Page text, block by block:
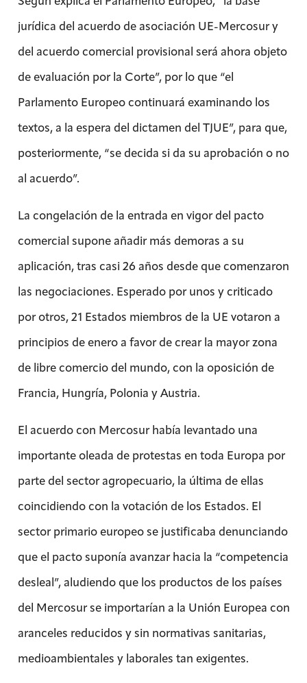
jurídica del acuerdo de asociación UE-Mercosur y
del acuerdo comercial provisional será ahora objeto
de evaluación por la Corte”, por lo que “el
Parlamento Europeo continuará examinando los
textos, a la espera del dictamen del TJUE”, para que,
posteriormente, “se decida si da su aprobación o no
al acuerdo”.
La congelación de la entrada en vigor del pacto
comercial supone añadir más demoras a su
aplicación, tras casi 26 años desde que comenzaron
las negociaciones. Esperado por unos y criticado
por otros, 21 Estados miembros de la UE votaron a
principios de enero a favor de crear la mayor zona
de libre comercio del mundo, con la oposición de
Francia, Hungría, Polonia y Austria.
El acuerdo con Mercosur había levantado una
importante oleada de protestas en toda Europa por
parte del sector agropecuario, la última de ellas
coincidiendo con la votación de los Estados. El
sector primario europeo se justificaba denunciando
que el pacto suponía avanzar hacia la “competencia
desleal”, aludiendo que los productos de los países
del Mercosur se importarían a la Unión Europea con
aranceles reducidos y sin normativas sanitarias,
medioambientales y laborales tan exigentes.